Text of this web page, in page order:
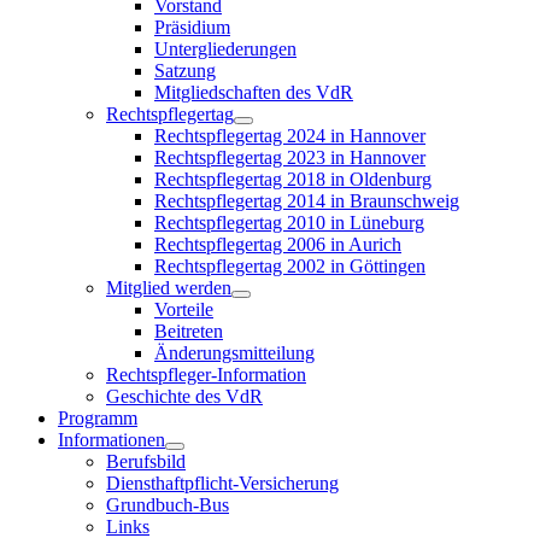
Vorstand
Präsidium
Untergliederungen
Satzung
Mitgliedschaften des VdR
Rechtspflegertag
Rechtspflegertag 2024 in Hannover
Rechtspflegertag 2023 in Hannover
Rechtspflegertag 2018 in Oldenburg
Rechtspflegertag 2014 in Braunschweig
Rechtspflegertag 2010 in Lüneburg
Rechtspflegertag 2006 in Aurich
Rechtspflegertag 2002 in Göttingen
Mitglied werden
Vorteile
Beitreten
Änderungsmitteilung
Rechtspfleger-Information
Geschichte des VdR
Programm
Informationen
Berufsbild
Diensthaftpflicht-Versicherung
Grundbuch-Bus
Links